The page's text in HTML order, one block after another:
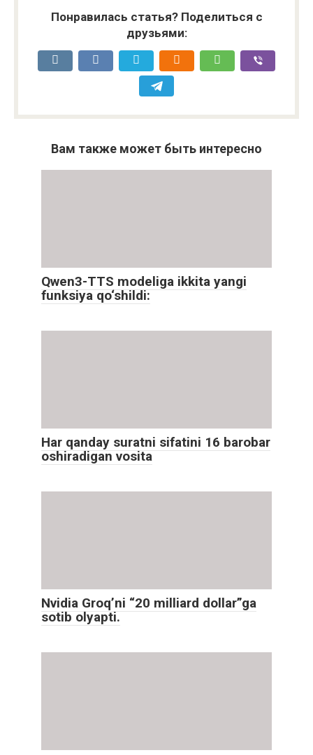
Понравилась статья? Поделиться с
друзьями:
Вам также может быть интересно
Qwen3-TTS modeliga ikkita yangi
funksiya qo‘shildi:
Har qanday suratni sifatini 16 barobar
oshiradigan vosita
Nvidia Groq’ni “20 milliard dollar”ga
sotib olyapti.